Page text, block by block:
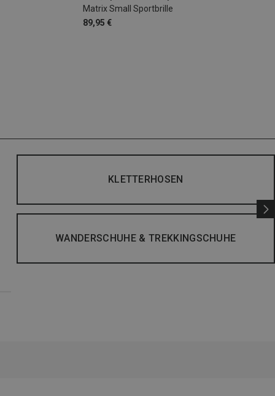
Matrix Small Sportbrille
89,95 €
KLETTERHOSEN
WANDERSCHUHE & TREKKINGSCHUHE